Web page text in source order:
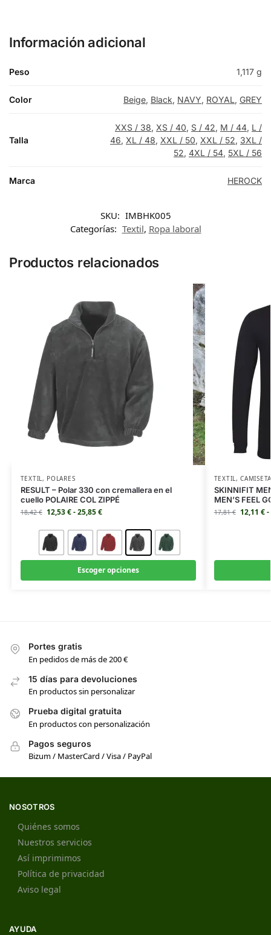
Información adicional
Peso 1,117 g
Color Beige, Black, NAVY, ROYAL, GREY
Talla
XXS / 38, XS / 40, S / 42, M / 44, L /
46, XL / 48, XXL / 50, XXL / 52, 3XL /
52, 4XL / 54, 5XL / 56
Marca HEROCK
SKU: IMBHK005
Categorías: Textil, Ropa laboral
Productos relacionados
TEXTIL, POLARES
RESULT – Polar 330 con cremallera en el
cuello POLAIRE COL ZIPPÉ
18,42€ 12,53€-25,85€
Escoger opciones
TEXTIL,
SKINNIFIT
MEN’S FEEL
17,81€ 12,11 €-
Portes gratis
En pedidos de más de 200 €
15 días para devoluciones
En productos sin personalizar
Prueba digital gratuita
En productos con personalización
Pagos seguros
Bizum / MasterCard / Visa / PayPal
NOSOTROS
Quiénes somos
Nuestros servicios
Así imprimimos
Política de privacidad
Aviso legal
AYUDA